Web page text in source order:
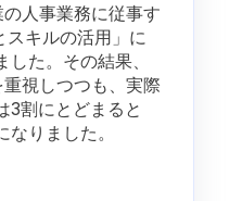
人事業務に従事す
キルの活用」に
た。その結果、
視しつつも、実際
3割にとどまると
りました。